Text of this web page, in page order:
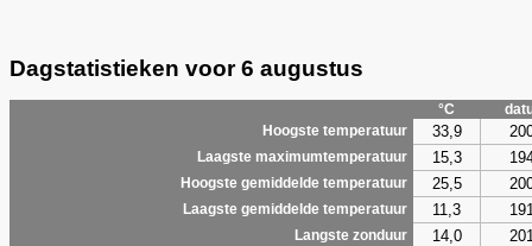
Dagstatistieken voor 6 augustus
°C
Hoogste temperatuur
33,9
Laagste maximumtemperatuur 15,3
Hoogste gemiddelde temperatuur 25,5
Laagste gemiddelde temperatuur 11,3
Langste zonduur 14,0